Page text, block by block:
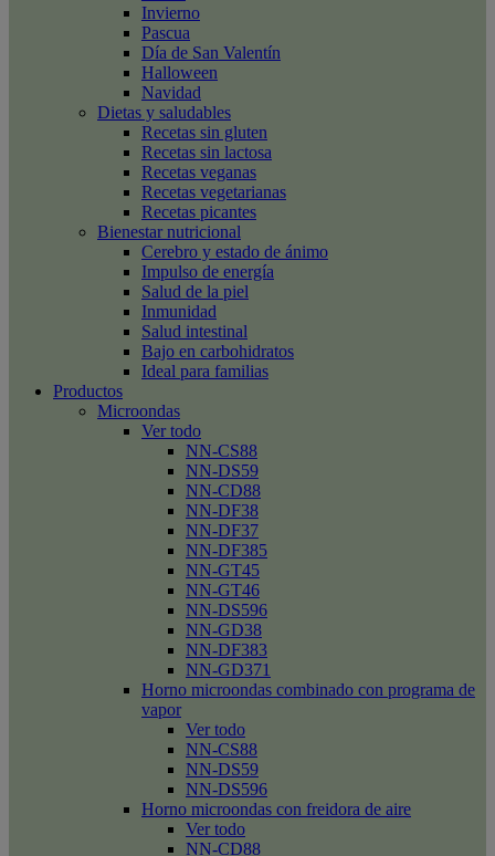
Invierno
Pascua
Día de San Valentín
Halloween
Navidad
Dietas y saludables
Recetas sin gluten
Recetas sin lactosa
Recetas veganas
Recetas vegetarianas
Recetas picantes
Bienestar nutricional
Cerebro y estado de ánimo
Impulso de energía
Salud de la piel
Inmunidad
Salud intestinal
Bajo en carbohidratos
Ideal para familias
Productos
Microondas
Ver todo
NN-CS88
NN-DS59
NN-CD88
NN-DF38
NN-DF37
NN-DF385
NN-GT45
NN-GT46
NN-DS596
NN-GD38
NN-DF383
NN-GD371
Horno microondas combinado con programa de
vapor
Ver todo
NN-CS88
NN-DS59
NN-DS596
Horno microondas con freidora de aire
Ver todo
NN-CD88